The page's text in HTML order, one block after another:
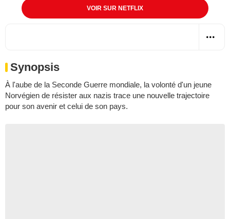
VOIR SUR NETFLIX
Synopsis
À l'aube de la Seconde Guerre mondiale, la volonté d'un jeune
Norvégien de résister aux nazis trace une nouvelle trajectoire
pour son avenir et celui de son pays.